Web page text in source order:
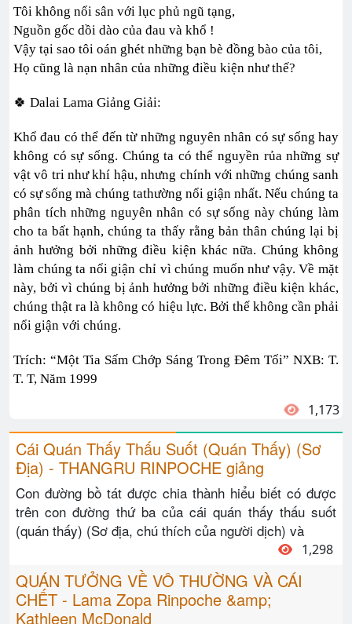
Tôi không nổi sân với lục phủ ngũ tạng,
Nguồn gốc dồi dào của đau và khổ !
Vậy tại sao tôi oán ghét những bạn bè đồng bào của tôi,
Họ cũng là nạn nhân của những điều kiện như thế?
🍀 Dalai Lama Giảng Giải:
Khổ đau có thể đến từ những nguyên nhân có sự sống hay
không có sự sống. Chúng ta có thể nguyền rủa những sự
vật vô tri như khí hậu, nhưng chính với những chúng sanh
có sự sống mà chúng tathường nổi giận nhất. Nếu chúng ta
phân tích những nguyên nhân có sự sống này chúng làm
cho ta bất hạnh, chúng ta thấy rằng bản thân chúng lại bị
ảnh hưởng bởi những điều kiện khác nữa. Chúng không
làm chúng ta nổi giận chỉ vì chúng muốn như vậy. Về mặt
này, bởi vì chúng bị ảnh hưởng bởi những điều kiện khác,
chúng thật ra là không có hiệu lực. Bởi thế không cần phải
nổi giận với chúng.
Trích: “Một Tia Sấm Chớp Sáng Trong Đêm Tối” NXB: T.
T. T, Năm 1999
1,173
Cái Quán Thấy Thấu Suốt (Quán Thấy) (Sơ
Địa) - THANGRU RINPOCHE giảng
Con đường bồ tát được chia thành hiểu biết có được
trên con đường thứ ba của cái quán thấy thấu suốt
(quán thấy) (Sơ địa, chú thích của người dịch) và
1,298
QUÁN TƯỞNG VỀ VÔ THƯỜNG VÀ CÁI
CHẾT - Lama Zopa Rinpoche &amp;
Kathleen McDonald